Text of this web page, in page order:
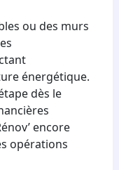
ou des murs
énergétique.
dès le
encore
opérations